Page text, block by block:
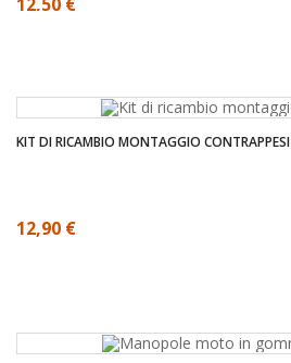
12,50 €
KIT DI RICAMBIO MONTAGGIO CONTRAPPESI
12,90 €